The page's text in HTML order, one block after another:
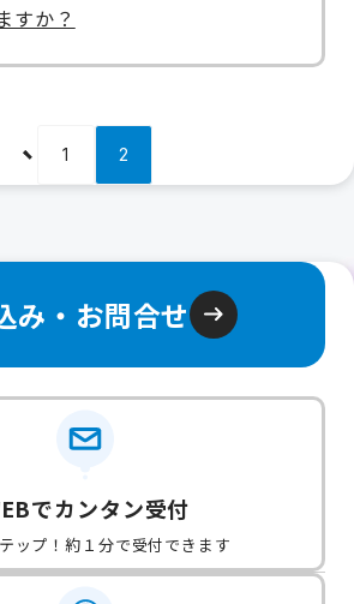
すか？
1 2
み・お問合せ
でカンタン受付
ップ！約１分で受付できます